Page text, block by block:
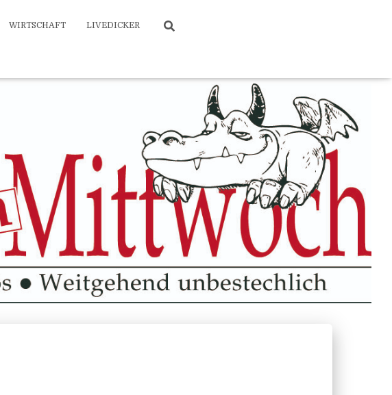
WIRTSCHAFT LIVEDICKER